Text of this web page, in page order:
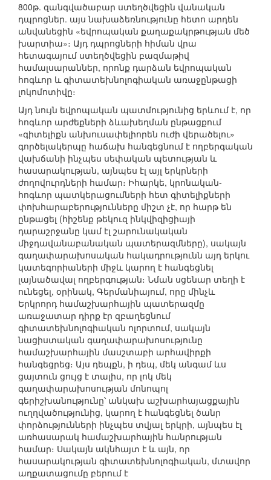
800թ. զանգվածաբար ստեղծվեցին վանական
դպրոցներ. այս նախաձեռնությունը հետո արդեն
անվանեցին «եվրոպական քաղաքակրթության մեծ
խարտիա»։ Այդ դպրոցների հիման վրա
հետագայում ստեղծվեցին բազմաթիվ
համալսարաններ, որոնք դարձան եվրոպական
հոգևոր և գիտատեխնոլոգիական առաջընթացի
լոկոմոտիվը։
Այդ նույն եվրոպական պատմությունից երևում է, որ
հոգևոր արժեքների ձևախեղման ընթացքում
«գիտելիքն անխուսափելիորեն ուժի վերածելու»
գործելակերպը հաճախ հանգեցնում է ողբերգական
վախճանի ինչպես սեփական պետության և
հասարակության, այնպես էլ այլ երկրների
ժողովուրդների համար։ Իհարկե, կրոնական-
հոգևոր պատկերացումների հետ գիտելիքների
փոխհարաբերությունները միշտ չէ, որ հարթ են
ընթացել (հիշենք թեկուզ ինկվիզիցիայի
դարաշրջանը կամ էլ շարունակական
միջդավանաբանական պատերազմները), սակայն
գաղափարախոսական հակադրությունն այդ երկու
կատեգորիաների միջև կարող է հանգեցնել
լայնածավալ ողբերգության։ Նման սցենար տեղի է
ունեցել, օրինակ, Գերմանիայում, որը մինչև
Երկրորդ համաշխարհային պատերազմը
առաջատար դիրք էր զբաղեցնում
գիտատեխնոլոգիական ոլորտում, սակայն
նացիստական գաղափարախոսությունը
համաշխարհային մասշտաբի արհավիրքի
հանգեցրեց։ Այս դեպքն, ի դեպ, մեկ անգամ ևս
ցայտուն ցույց է տալիս, որ լոկ մեկ
գաղափարախոսության մոնոպոլ
գերիշխանությունը՝ անկախ աշխարհայացքային
ուղղվածությունից, կարող է հանգեցնել ծանր
փորձությունների ինչպես տվյալ երկրի, այնպես էլ
առհասարակ համաշխարհային հանրության
համար։ Սակայն ակնհայտ է և այն, որ
հասարակության գիտատեխնոլոգիական, մտավոր
աղքատացումը բերում է